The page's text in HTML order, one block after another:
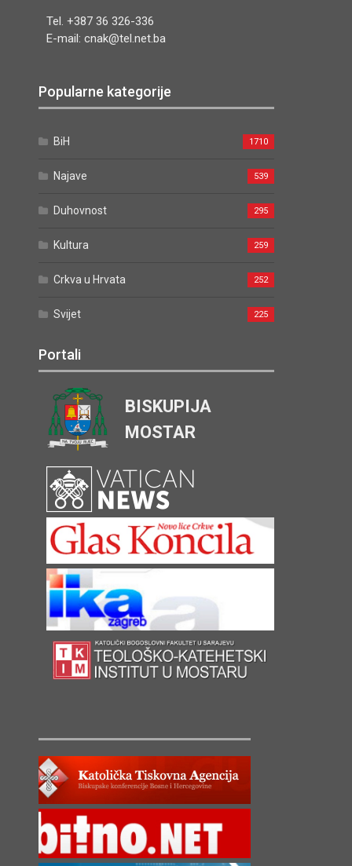
Tel. +387 36 326-336
E-mail: cnak@tel.net.ba
Popularne kategorije
BiH 1710
Najave 539
Duhovnost 295
Kultura 259
Crkva u Hrvata 252
Svijet 225
Portali
BISKUPIJA
MOSTAR